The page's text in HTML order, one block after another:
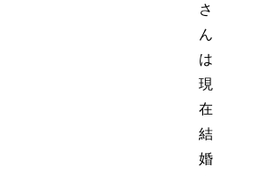
さ
ん
は
現
在
結
婚